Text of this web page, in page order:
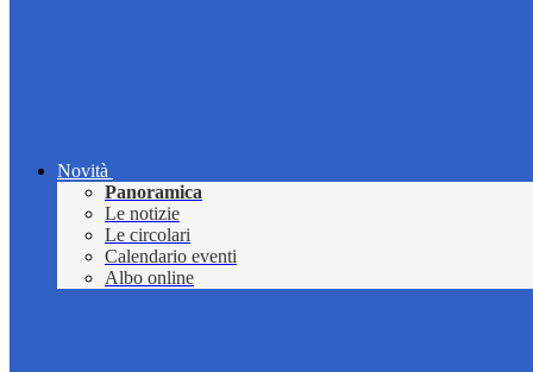
Novità
Panoramica
Le notizie
Le circolari
Calendario eventi
Albo online